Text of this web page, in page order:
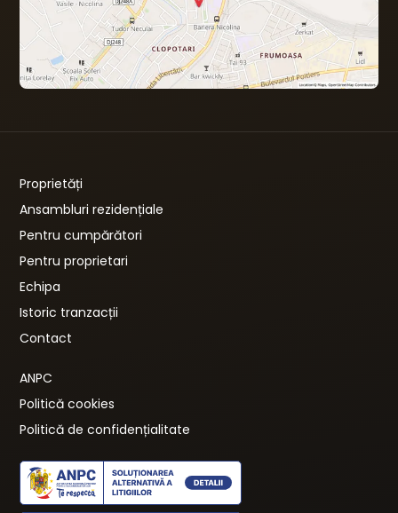
Proprietăți
Ansambluri rezidențiale
Pentru cumpărători
Pentru proprietari
Echipa
Istoric tranzacții
Contact
ANPC
Politică cookies
Politică de confidențialitate